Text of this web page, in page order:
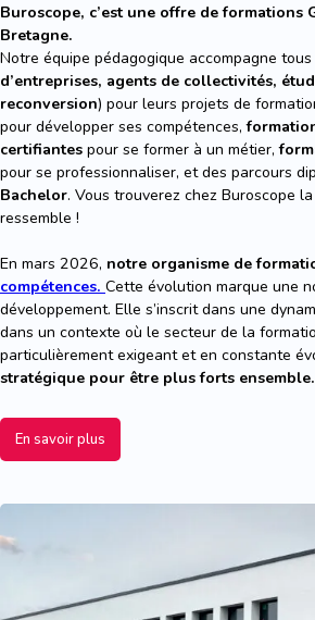
Buroscope, c’est une offre de formations
Bretagne.
Notre équipe pédagogique accompagne
d’entreprises, agents de collectivités,
reconversion) pour leurs projets de
pour développer ses compétences,
certifiantes pour se former à un métier,
pour se professionnaliser, et des parcours
Bachelor. Vous trouverez chez Buroscope
ressemble !
En mars 2026, notre organisme de
compétences. Cette évolution marque une
développement. Elle s’inscrit dans une
dans un contexte où le secteur de la
particulièrement exigeant et en constante
stratégique pour être plus forts ensemble.
En savoir plus